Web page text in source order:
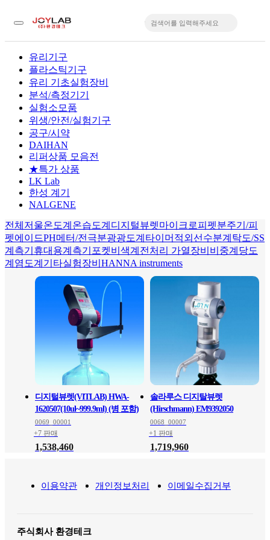
유리기구
플라스틱기구
유리 기초실험장비
분석/측정기기
실험소모품
위생/안전/실험기구
공구/시약
DAIHAN
리퍼상품 모음전
★특가 상품
LK Lab
한성 계기
NALGENE
전체 저울온도계 온습도계 디지털뷰렛마이크로피펫분주기/피
펫에이드PH메터/전극분광광도계 타이머 적외선수분계 탁도/SS
계측기 휴대용계측기 포켓비색계 전처리 가열장비 비중계 당도
계 염도계 기타실험장비 HANNA instruments
디지털뷰렛(VITLAB) HWA-
1620507(10ul~999.9ml) (병 포함)
0069_00001
+7 판매
1,538,460
솔라루스 디지탈뷰렛
(Hirschmann) EM9392050
0068_00007
+1 판매
1,719,960
이용약관 개인정보처리 이메일수집거부
주식회사 환경테크